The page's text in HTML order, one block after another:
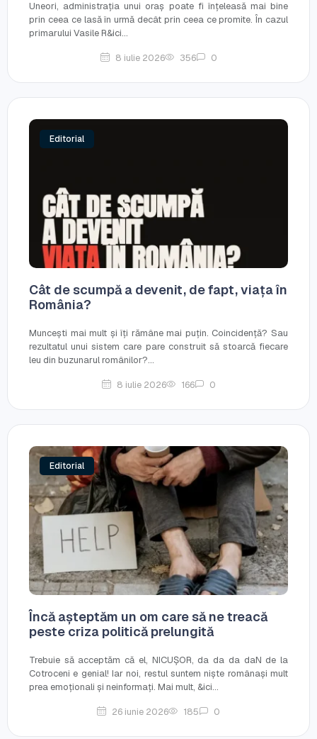
Uneori, administrația unui oraș poate fi înțeleasă mai bine
prin ceea ce lasă în urmă decât prin ceea ce promite. În cazul
primarului Vasile R&ici...
8 iulie 2026 356 0
Editorial
Cât de scumpă a devenit, de fapt, viața în
România?
Muncești mai mult și îți rămâne mai puțin. Coincidență? Sau
rezultatul unui sistem care pare construit să stoarcă fiecare
leu din buzunarul românilor?...
8 iulie 2026 166 0
Editorial
Încă așteptăm un om care să ne treacă
peste criza politică prelungită
Trebuie să acceptăm că el, NICUȘOR, da da da daN de la
Cotroceni e genial! Iar noi, restul suntem niște românași mult
prea emoționali și neinformați. Mai mult, &ici...
26 iunie 2026 185 0